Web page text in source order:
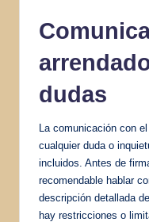
dudas
La comunicación con
cualquier duda o
incluidos. Antes de
recomendable hablar
descripción detallada
hay restricciones o